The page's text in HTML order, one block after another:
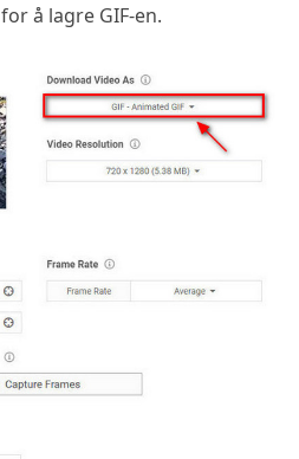
for å lagre GIF-en.